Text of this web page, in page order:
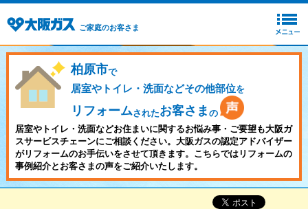
ご家庭のお客さま
柏原市で
居室やトイレ・洗面などその他部位を
リフォームされたお客さま の
居室やトイレ・洗面などお住まいに関するお悩み事・ご要望も大阪ガ
スサービスチェーンにご相談ください。大阪ガスの認定アドバイザー
がリフォームのお手伝いをさせて頂きます。こちらではリフォームの
事例紹介とお客さまの声をご紹介いたします。